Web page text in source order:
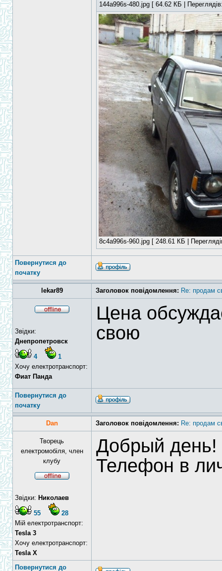
144a996s-480.jpg [ 64.62 КБ |
8c4a996s-960.jpg [ 248.61 КБ |
Повернутися до
початку
lekar89 Заголовок повідомлення: Re: продам
Звідки:
Днепропетровск
4
1
Хочу електротранспорт:
Фиат Панда
Цена
свою
Повернутися до
початку
Dan Заголовок повідомлення: Re: продам
Творець
електромобіля, член
клубу
Звідки: Николаев
55
28
Мій електротранспорт:
Tesla 3
Хочу електротранспорт:
Tesla X
Добрый день!
Телефон в
Повернутися до